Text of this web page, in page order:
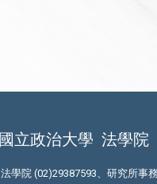
國立政治大學 法學院
法學院 (02)29387593、研究所事